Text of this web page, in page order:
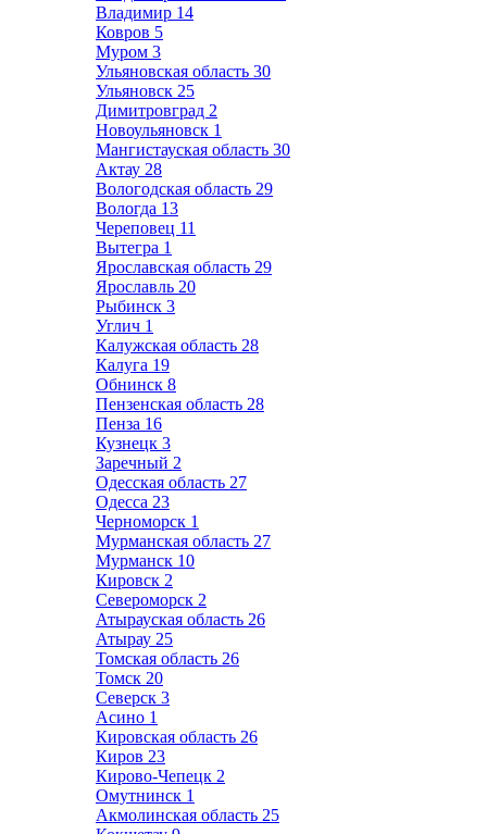
Владимир 14
Ковров 5
Муром 3
Ульяновская область 30
Ульяновск 25
Димитровград 2
Новоульяновск 1
Мангистауская область 30
Актау 28
Вологодская область 29
Вологда 13
Череповец 11
Вытегра 1
Ярославская область 29
Ярославль 20
Рыбинск 3
Углич 1
Калужская область 28
Калуга 19
Обнинск 8
Пензенская область 28
Пенза 16
Кузнецк 3
Заречный 2
Одесская область 27
Одесса 23
Черноморск 1
Мурманская область 27
Мурманск 10
Кировск 2
Североморск 2
Атырауская область 26
Атырау 25
Томская область 26
Томск 20
Северск 3
Асино 1
Кировская область 26
Киров 23
Кирово-Чепецк 2
Омутнинск 1
Акмолинская область 25